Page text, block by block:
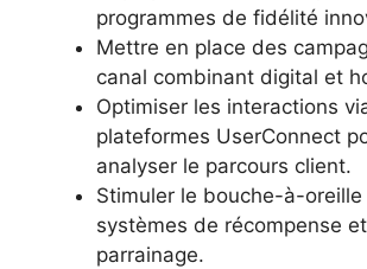
programmes de fidélité
Mettre en place des
canal combinant digital et
Optimiser les interactions
plateformes UserConnect
analyser le parcours client.
Stimuler le bouche-à-
systèmes de récompense
parrainage.